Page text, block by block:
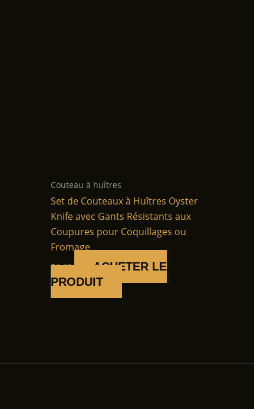
Couteau à huîtres
Set de Couteaux à Huîtres Oyster
Knife avec Gants Résistants aux
Coupures pour Coquillages ou
Fromage
$6.65
ACHETER LE
PRODUIT